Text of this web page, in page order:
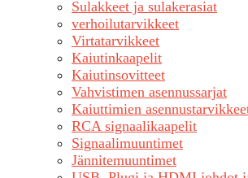
Sulakkeet ja sulakerasiat
verhoilutarvikkeet
Virtatarvikkeet
Kaiutinkaapelit
Kaiutinsovitteet
Vahvistimen asennussarjat
Kaiuttimien
RCA signaalikaapelit
Signaalimuuntimet
Jännitemuuntimet